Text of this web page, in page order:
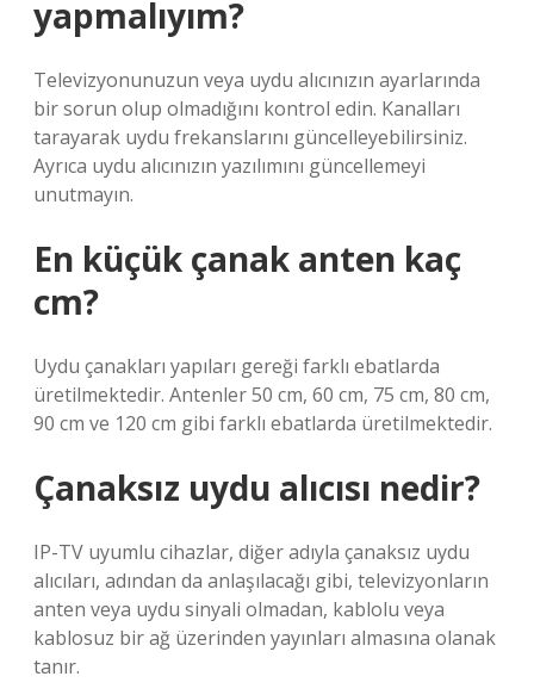
yapmalıyım?
Televizyonunuzun veya uydu alıcınızın ayarlarında
bir sorun olup olmadığını kontrol edin. Kanalları
tarayarak uydu frekanslarını güncelleyebilirsiniz.
Ayrıca uydu alıcınızın yazılımını güncellemeyi
unutmayın.
En küçük çanak anten kaç
cm?
Uydu çanakları yapıları gereği farklı ebatlarda
üretilmektedir. Antenler 50 cm, 60 cm, 75 cm, 80 cm,
90 cm ve 120 cm gibi farklı ebatlarda üretilmektedir.
Çanaksız uydu alıcısı nedir?
IP-TV uyumlu cihazlar, diğer adıyla çanaksız uydu
alıcıları, adından da anlaşılacağı gibi, televizyonların
anten veya uydu sinyali olmadan, kablolu veya
kablosuz bir ağ üzerinden yayınları almasına olanak
tanır.